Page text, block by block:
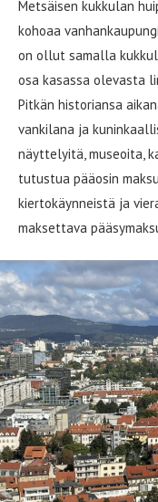
Metsäisen kukkulan
kohoaa
on ollut samalla
osa kasassa olevasta
Pitkän historiansa
vankilana ja
näyttelyitä, museoita,
tutustua pääosin
kiertokäynneistä ja
maksettava